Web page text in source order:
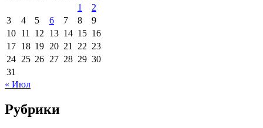
1
2
3
4 5 6 7 8
9
10 11 12 13 14 15 16
17 18 19 20 21 22 23
24 25 26 27 28 29 30
31
« Июл
Рубрики